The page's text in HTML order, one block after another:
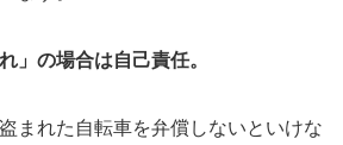
」の場合は自己責任。
まれた自転車を弁償しないといけな